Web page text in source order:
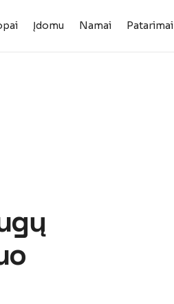
Įdomu Namai Patarimai